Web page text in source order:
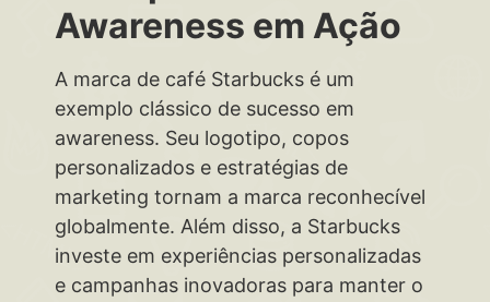
Awareness em Ação
A marca de café Starbucks é um
exemplo clássico de sucesso em
awareness. Seu logotipo, copos
personalizados e estratégias de
marketing tornam a marca reconhecível
globalmente. Além disso, a Starbucks
investe em experiências personalizadas
e campanhas inovadoras para manter o